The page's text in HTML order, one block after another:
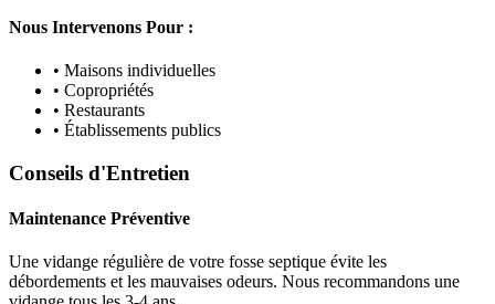
Nous Intervenons Pour :
• Maisons individuelles
• Copropriétés
• Restaurants
• Établissements publics
Conseils d'Entretien
Maintenance Préventive
Une vidange régulière de votre fosse septique évite les
débordements et les mauvaises odeurs. Nous recommandons une